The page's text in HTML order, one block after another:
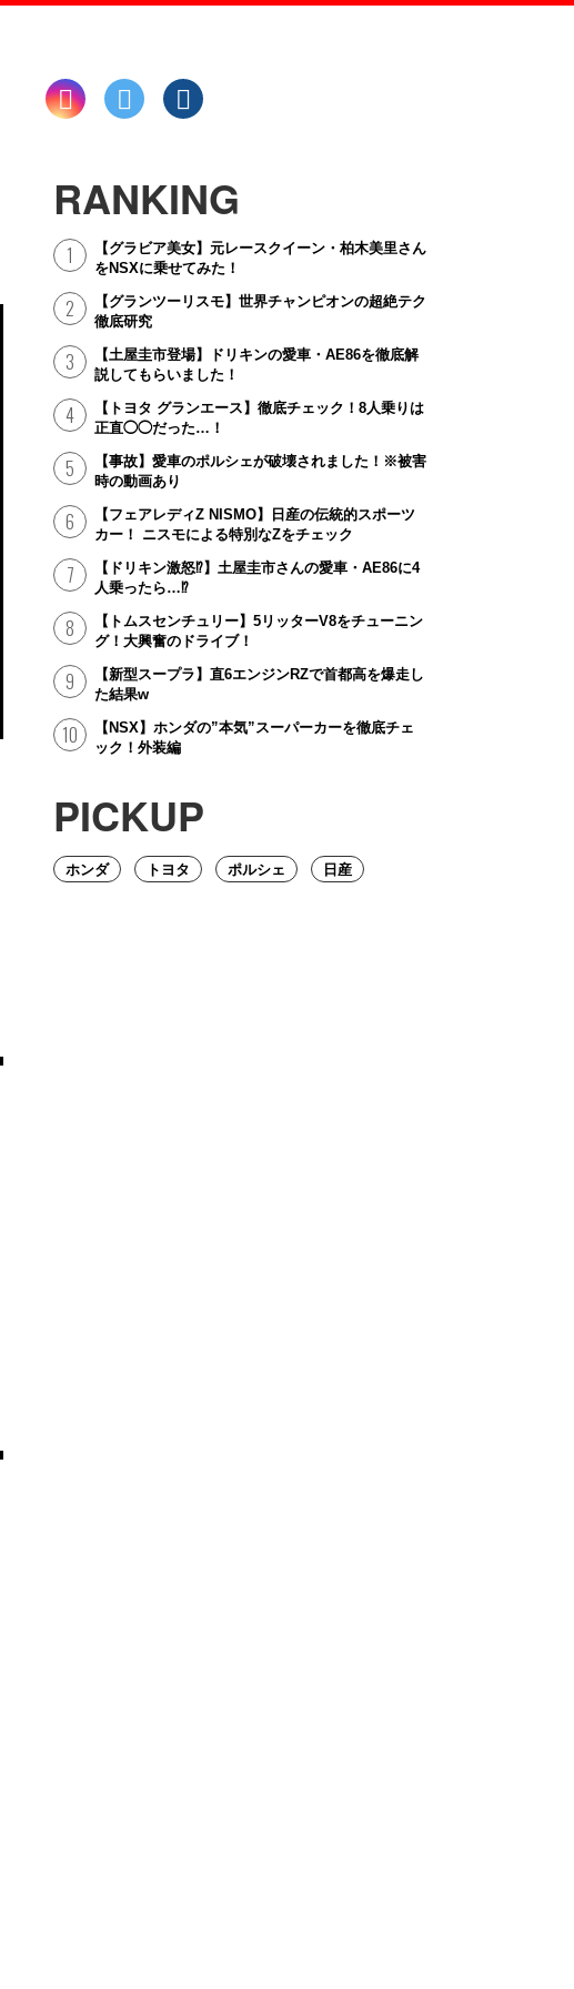
RANKING
【グラビア美女】元レースクイーン・柏木美里さん
をNSXに乗せてみた！
【グランツーリスモ】世界チャンピオンの超絶テク
徹底研究
【土屋圭市登場】ドリキンの愛車・AE86を徹底解
説してもらいました！
【トヨタ グランエース】徹底チェック！8人乗りは
正直◯◯だった…！
【事故】愛車のポルシェが破壊されました！※被害
時の動画あり
【フェアレディZ NISMO】日産の伝統的スポーツ
カー！ ニスモによる特別なZをチェック
【ドリキン激怒⁉】土屋圭市さんの愛車・AE86に4
人乗ったら…⁉
【トムスセンチュリー】5リッターV8をチューニン
グ！大興奮のドライブ！
【新型スープラ】直6エンジンRZで首都高を爆走し
た結果w
【NSX】ホンダの”本気”スーパーカーを徹底チェ
ック！外装編
PICKUP
ホンダ トヨタ ポルシェ 日産